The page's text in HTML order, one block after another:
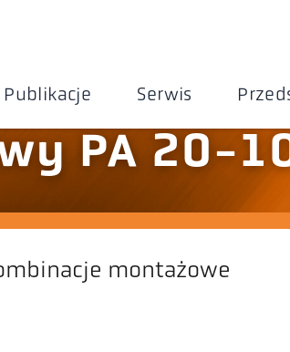
Publikacje Serwis
PA 20-
montażowe